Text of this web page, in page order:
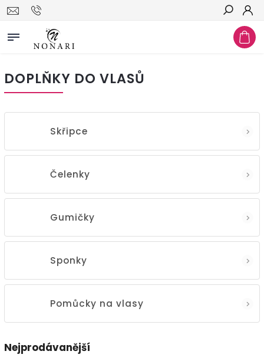
Hledat
DOPLŇKY DO VLASŮ
Skřipce
Čelenky
Gumičky
Sponky
Pomůcky na vlasy
Nejprodávanější